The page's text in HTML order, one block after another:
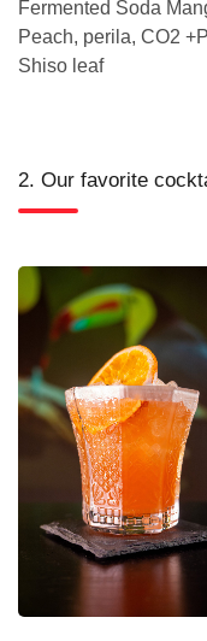
Fermented Soda
Peach, perila, CO2
Shiso leaf
2. Our favorite